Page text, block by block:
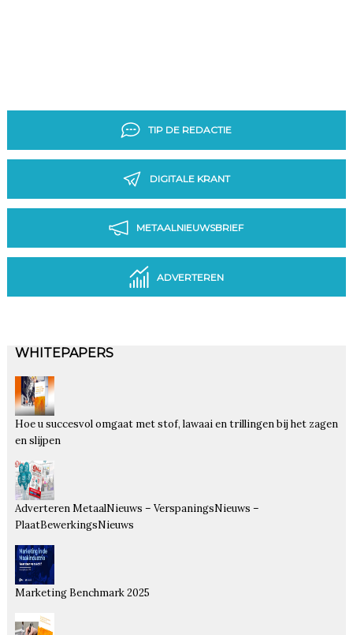
TIP DE REDACTIE
DIGITALE KRANT
METAALNIEUWSBRIEF
ADVERTEREN
WHITEPAPERS
Hoe u succesvol omgaat met stof, lawaai en trillingen bij het zagen
en slijpen
Adverteren MetaalNieuws – VerspaningsNieuws –
PlaatBewerkingsNieuws
Marketing Benchmark 2025